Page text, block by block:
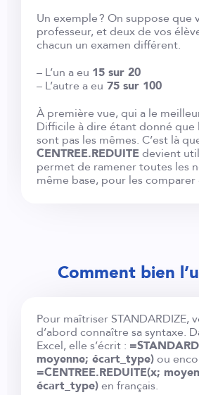
Un exemple ? On suppose que
professeur, et deux de vos
chacun un examen différent.
– L’un a eu 15 sur 20
– L’autre a eu 75 sur 100
À première vue, qui a le
Difficile à dire étant donné que
sont pas les mêmes. C’est là
CENTREE.REDUITEdevient
permet de ramener toutes les
même base, pour les
Comment bien
Pour maîtriser STANDARDIZE,
d’abord connaître sa syntaxe.
Excel, elle s’écrit :
moyenne; écart_type)ou
=CENTREE.REDUITE(x;
écart_type)en français.